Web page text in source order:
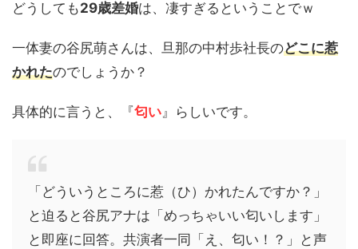
どうしても29歳差婚は、凄すぎるということでｗ
一体妻の谷尻萌さんは、旦那の中村歩社長のどこに惹
かれたのでしょうか？
具体的に言うと、『匂い』らしいです。
「どういうところに惹（ひ）かれたんですか？」
と迫ると谷尻アナは「めっちゃいい匂いします」
と即座に回答。共演者一同「え、匂い！？」と声